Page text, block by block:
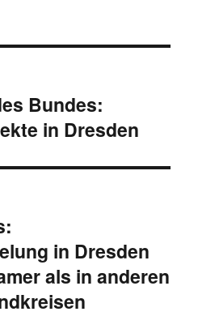
Bundes:
in Dresden
in Dresden
als in anderen